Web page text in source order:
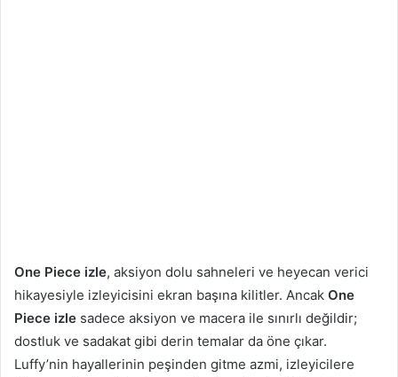
One Piece izle, aksiyon dolu sahneleri ve heyecan verici
hikayesiyle izleyicisini ekran başına kilitler. Ancak One
Piece izle sadece aksiyon ve macera ile sınırlı değildir;
dostluk ve sadakat gibi derin temalar da öne çıkar.
Luffy’nin hayallerinin peşinden gitme azmi, izleyicilere